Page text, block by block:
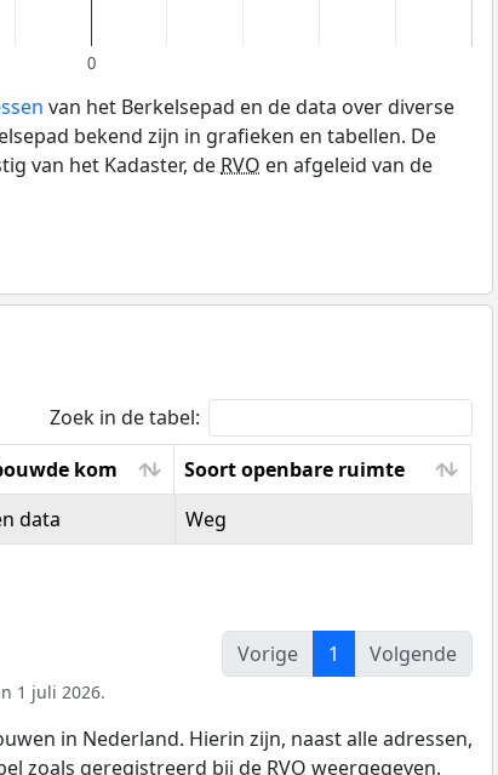
0
van het Berkelsepad en de data over diverse
bekend zijn in grafieken en tabellen. De
van het Kadaster, de RVO en afgeleid van de
Zoek in de tabel:
kom
Soort openbare ruimte
kom Soort openbare ruimte
data Weg
Vorige
1 Volgende
1 juli 2026.
in Nederland. Hierin zijn, naast alle adressen,
zoals geregistreerd bij de RVO weergegeven.